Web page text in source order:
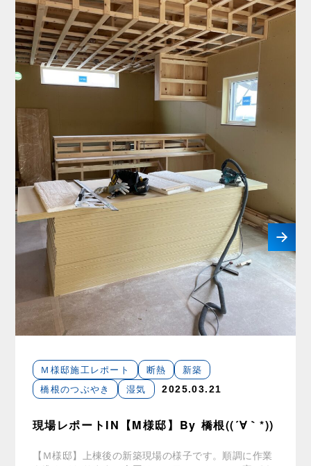
Ｍ様邸施工レポート 断熱
新築
橋根のつぶやき
湿気 2025.03.21
現場レポートIN【M様邸】By 橋根((´∀｀*))
【Ｍ様邸】上棟後の新築現場の様子です。順調に作業